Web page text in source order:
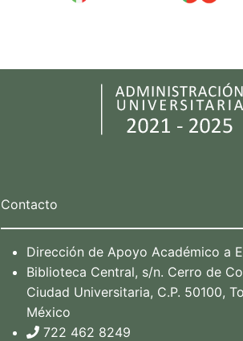
Contacto
Dirección de Apoyo Académico a
Biblioteca Central, s/n. Cerro de
Ciudad Universitaria, C.P. 50100,
México
722 462 8249